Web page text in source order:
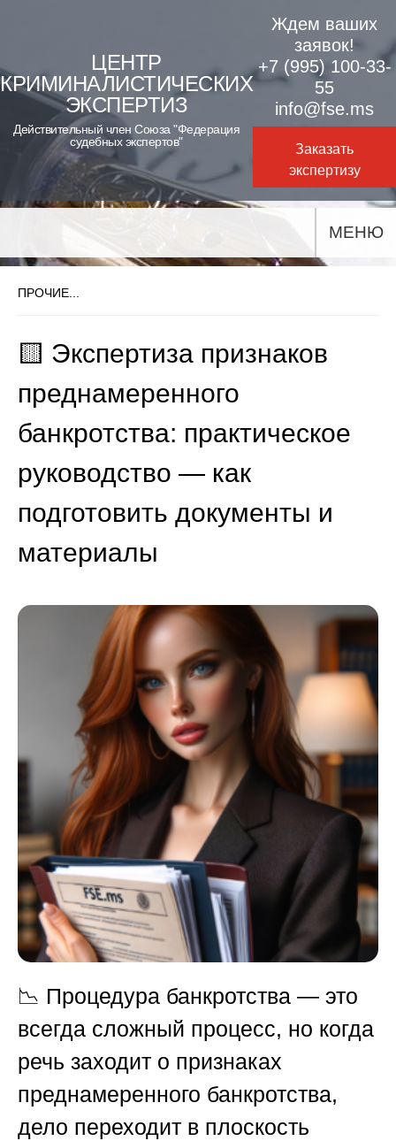
content
ЦЕНТР
КРИМИНАЛИСТИЧЕСКИХ
ЭКСПЕРТИЗ
Действительный член Союза "Федерация
судебных экспертов"
Ждем ваших
заявок!
+7 (995) 100-33-
55
info@fse.ms
Заказать
экспертизу
МЕНЮ
ПРОЧИЕ...
🟨 Экспертиза признаков
преднамеренного
банкротства: практическое
руководство — как
подготовить документы и
материалы
📉 Процедура банкротства — это
всегда сложный процесс, но когда
речь заходит о признаках
преднамеренного банкротства,
дело переходит в плоскость